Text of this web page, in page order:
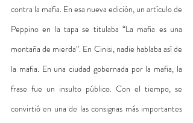
contra la mafia. En esa nueva edición, un artículo de
Peppino en la tapa se titulaba “La mafia es una
montaña de mierda”. En Cinisi, nadie hablaba así de
la mafia. En una ciudad gobernada por la mafia, la
frase fue un insulto público. Con el tiempo, se
convirtió en una de las consignas más importantes